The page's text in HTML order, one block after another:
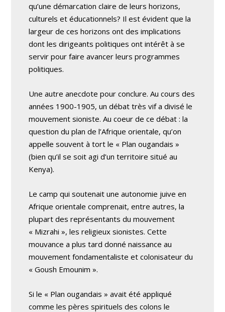
qu’une démarcation claire de leurs horizons,
culturels et éducationnels? Il est évident que la
largeur de ces horizons ont des implications
dont les dirigeants politiques ont intérêt à se
servir pour faire avancer leurs programmes
politiques.
Une autre anecdote pour conclure. Au cours des
années 1900-1905, un débat très vif a divisé le
mouvement sioniste. Au coeur de ce débat : la
question du plan de l’Afrique orientale, qu’on
appelle souvent à tort le « Plan ougandais »
(bien qu’il se soit agi d’un territoire situé au
Kenya).
Le camp qui soutenait une autonomie juive en
Afrique orientale comprenait, entre autres, la
plupart des représentants du mouvement
« Mizrahi », les religieux sionistes. Cette
mouvance a plus tard donné naissance au
mouvement fondamentaliste et colonisateur du
« Goush Emounim ».
Si le « Plan ougandais » avait été appliqué
comme les pères spirituels des colons le